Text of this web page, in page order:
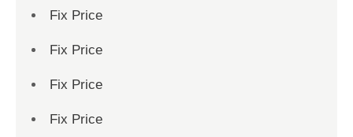
Fix Price
Fix Price
Fix Price
Fix Price